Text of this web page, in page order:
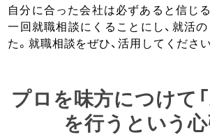
自分に合った会社は必ずあると信じ
一回就職相談にくることにし、就活
た。就職相談をぜひ、活用してください
プロを味方につけて「
を行うという